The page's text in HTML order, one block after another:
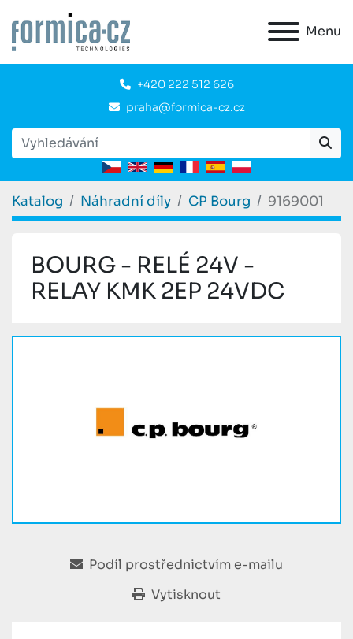
Menu
+420 222 512 626
praha@formica-cz.cz
Katalog Náhradní díly CP Bourg 9169001
BOURG - RELÉ 24V -
RELAY KMK 2EP 24VDC
Podíl prostřednictvím e-mailu
Vytisknout